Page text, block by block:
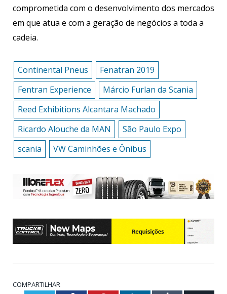
comprometida com o desenvolvimento dos mercados
em que atua e com a geração de negócios a toda a
cadeia.
Continental Pneus
Fenatran 2019
Fentran Experience
Márcio Furlan da Scania
Reed Exhibitions Alcantara Machado
Ricardo Alouche da MAN
São Paulo Expo
scania
VW Caminhões e Ônibus
COMPARTILHAR